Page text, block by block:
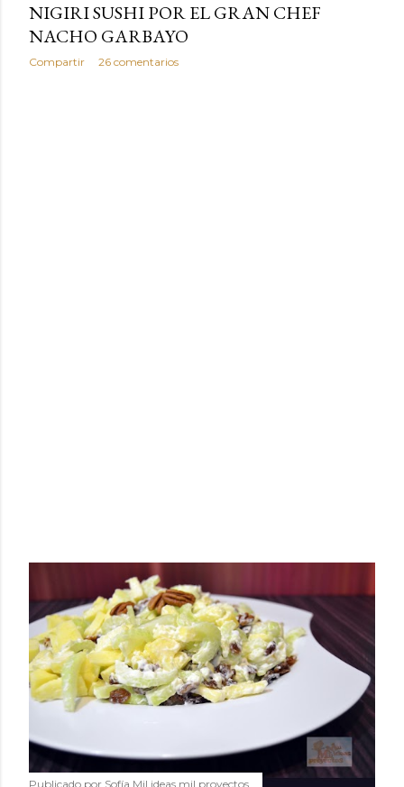
NIGIRI SUSHI POR EL GRAN CHEF
NACHO GARBAYO
Compartir 26 comentarios
Publicado por Sofía Mil ideas mil proyectos